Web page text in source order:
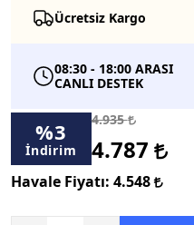
Ücretsiz Kargo
08:30 - 18:00 ARASI
CANLI DESTEK
%3
İndirim
4.935
4.787
Havale Fiyatı: 4.548